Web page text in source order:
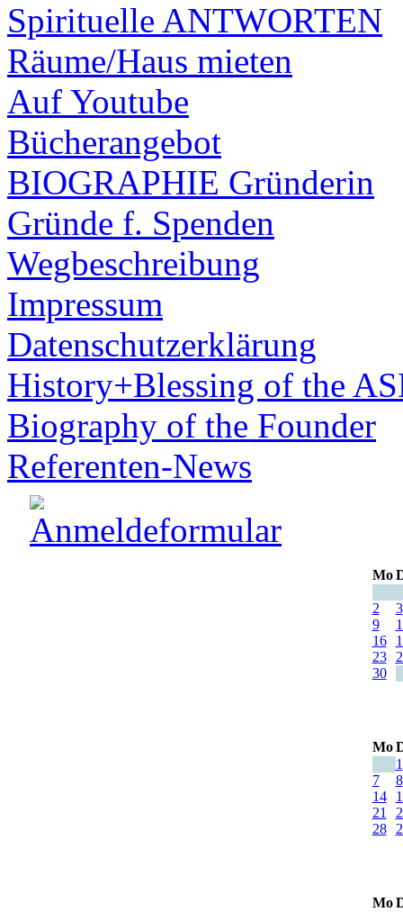
Spirituelle ANTWORTEN
Räume/Haus mieten
Auf Youtube
Bücherangebot
BIOGRAPHIE Gründerin
Gründe f. Spenden
Wegbeschreibung
Impressum
Datenschutzerklärung
History+Blessing of the
Biography of the Founder
Referenten-News
Mo
2
3
9
16
23
30
Mo
1
7
8
14
21
28
Mo